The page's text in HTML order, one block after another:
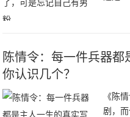
直都
陈情令：每一件兵器都
你认识几个？
《陈
剧，